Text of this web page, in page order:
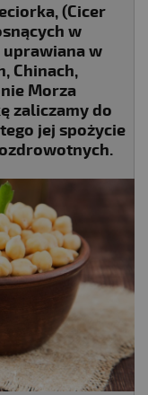
(Cicer
w
uprawiana w
Chinach,
Morza
zaliczamy do
jej spożycie